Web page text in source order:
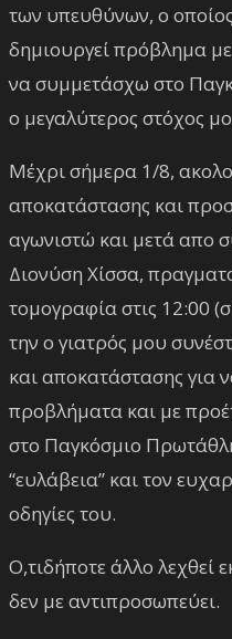
των υπευθύνων, ο
δημιουργεί πρόβλημα
να συμμετάσχω στο
ο μεγαλύτερος στόχος
Μέχρι σήμερα 1/8,
αποκατάστασης και
αγωνιστώ και μετά απο
Διονύση Χίσσα,
τομογραφία στις 12:00
την ο γιατρός μου
και αποκατάστασης για
προβλήματα και με
στο Παγκόσμιο
“ευλάβεια” και τον
οδηγίες του.
Ο,τιδήποτε άλλο
δεν με αντιπροσωπεύει.